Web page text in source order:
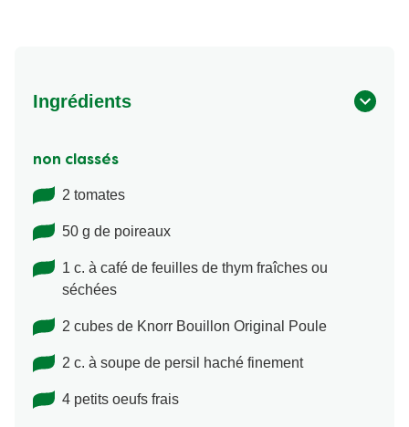
Ingrédients
non classés
2 tomates
50 g de poireaux
1 c. à café de feuilles de thym fraîches ou
séchées
2 cubes de Knorr Bouillon Original Poule
2 c. à soupe de persil haché finement
4 petits oeufs frais